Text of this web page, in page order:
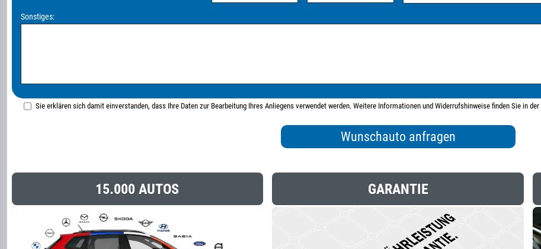
Sonstiges:
Sie erklären sich damit einverstanden, dass Ihre Daten zur Bearbeitung Ihres Anliegens verwendet werden. Weitere Informationen und Widerrufshinweise finden Sie in der
15.000 AUTOS GARANTIE